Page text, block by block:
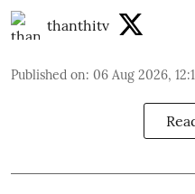
thanthitv
Published on: 06 Aug 2026,